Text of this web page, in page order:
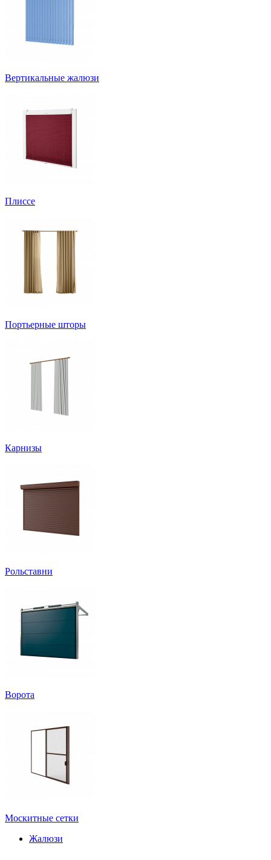
Вертикальные жалюзи
Плиссе
Портьерные шторы
Карнизы
Рольставни
Ворота
Москитные сетки
Жалюзи